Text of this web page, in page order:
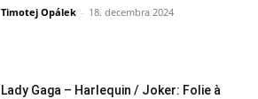
Timotej Opálek - 18. decembra 2024
Lady Gaga – Harlequin / Joker: Folie à